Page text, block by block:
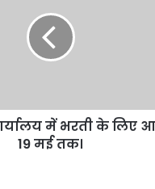
में भरती के लिए
19 मई तक।